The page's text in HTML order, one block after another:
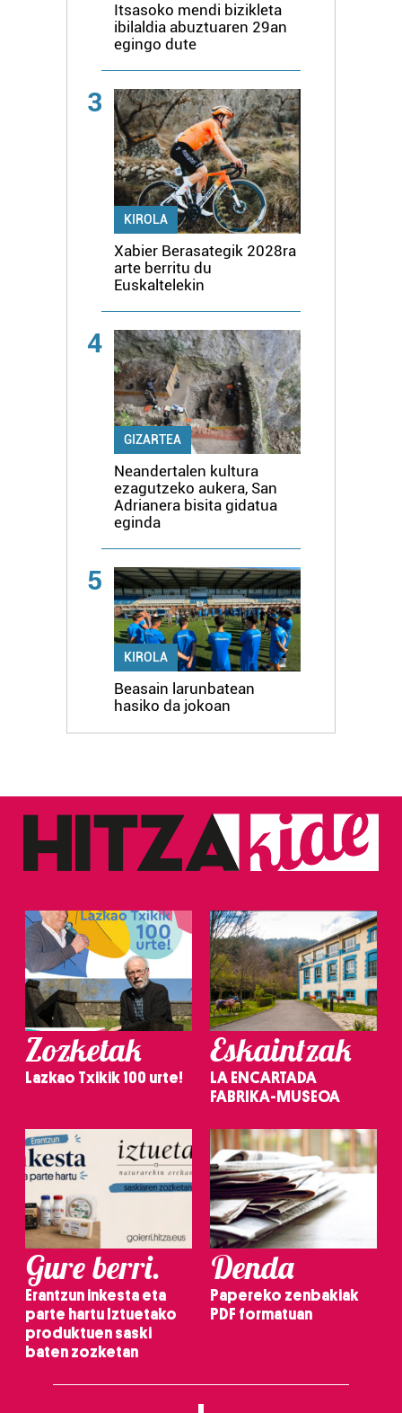
Itsasoko mendi bizikleta
ibilaldia abuztuaren 29an
egingo dute
3
KIROLA
Xabier Berasategik 2028ra
arte berritu du
Euskaltelekin
4
GIZARTEA
Neandertalen kultura
ezagutzeko aukera, San
Adrianera bisita gidatua
eginda
5
KIROLA
Beasain larunbatean
hasiko da jokoan
Zozketak
Lazkao Txikik 100 urte!
Eskaintzak
LA ENCARTADA
FABRIKA-MUSEOA
Gure berri.
Erantzun inkesta eta
parte hartu Iztuetako
produktuen saski
baten zozketan
Denda
Papereko zenbakiak
PDF formatuan